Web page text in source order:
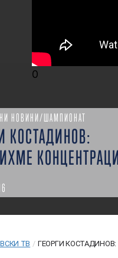
0
НОВИНИ/ШАМПИОНАТ
КОСТАДИНОВ:
ТВ / ГЕОРГИ